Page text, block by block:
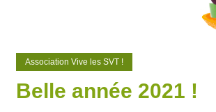
Association Vive les SVT !
Belle année 2021 !